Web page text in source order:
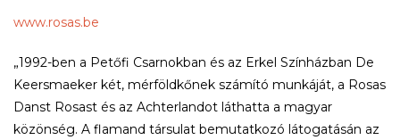
www.rosas.be
„1992-ben a Petőfi Csarnokban és az Erkel Színházban De
Keersmaeker két, mérföldkőnek számító munkáját, a Rosas
Danst Rosast és az Achterlandot láthatta a magyar
közönség. A flamand társulat bemutatkozó látogatásán az